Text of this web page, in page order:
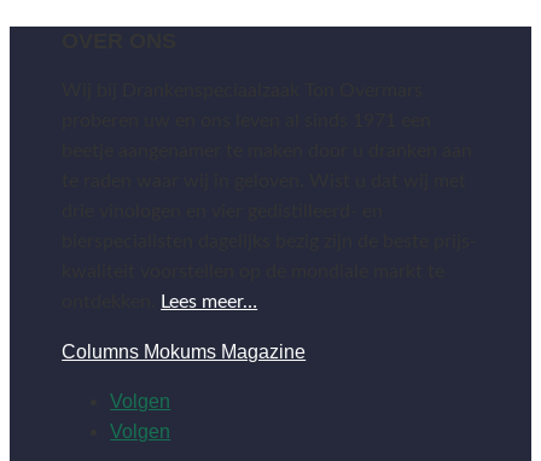
Lees meer…
Columns Mokums Magazine
Volgen
Volgen